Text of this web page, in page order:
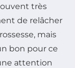
très
de relâcher
mais
bon pour ce
attention